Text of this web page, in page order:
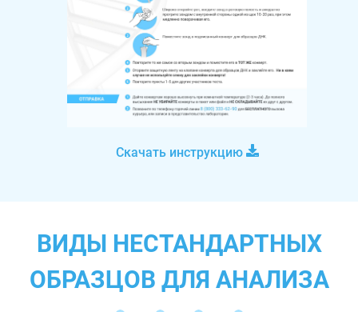
Скачать инструкцию
ВИДЫ НЕСТАНДАРТНЫХ
ОБРАЗЦОВ ДЛЯ АНАЛИЗА